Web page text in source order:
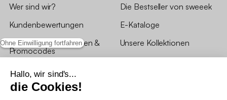
Ohne Einwilligung fortfahren
Hallo, wir sind's...
die Cookies!
Wer sind wir?
Kundenbewertungen
*Angebotsbedingungen &
Promocodes
Bewertungen von sweeek
Unsere Geschäfte
Die Bestseller von sweeek
E-Kataloge
Unsere Kollektionen